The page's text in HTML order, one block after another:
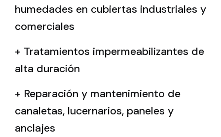
humedades en cubiertas industriales y
comerciales
+ Tratamientos impermeabilizantes de
alta duración
+ Reparación y mantenimiento de
canaletas, lucernarios, paneles y
anclajes